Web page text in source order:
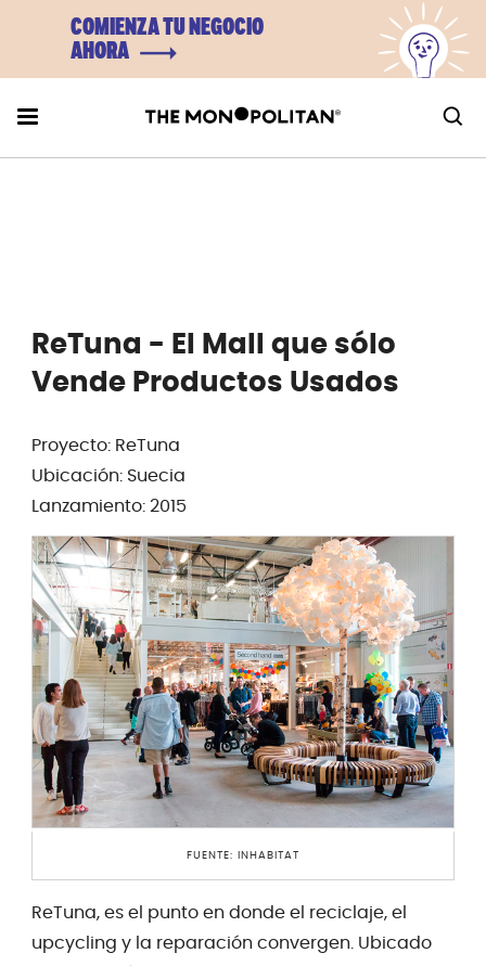
COMIENZA TU NEGOCIO
AHORA
ReTuna - El Mall que sólo
Vende Productos Usados
Proyecto: ReTuna
Ubicación: Suecia
Lanzamiento: 2015
FUENTE: INHABITAT
ReTuna, es el punto en donde el reciclaje, el
upcycling y la reparación convergen. Ubicado